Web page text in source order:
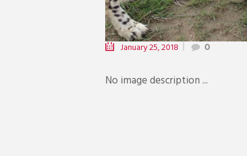
January 25, 2018 0
No image description ...